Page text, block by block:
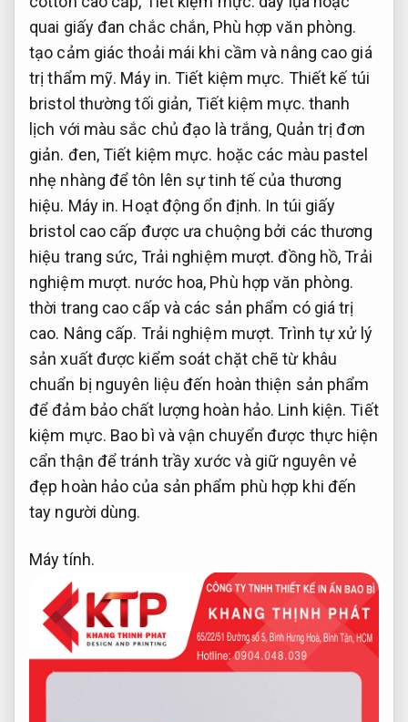
quai giấy đan chắc chắn, Phù hợp văn phòng.
tạo cảm giác thoải mái khi cầm và nâng cao giá
trị thẩm mỹ. Máy in. Tiết kiệm mực. Thiết kế túi
bristol thường tối giản, Tiết kiệm mực. thanh
lịch với màu sắc chủ đạo là trắng, Quản trị đơn
giản. đen,Tiết kiệm mực. hoặc các màu pastel
nhẹ nhàng để tôn lên sự tinh tế của thương
hiệu. Máy in. Hoạt động ổn định. In túi giấy
bristol cao cấp được ưa chuộng bởi các thương
hiệu trang sức, Trải nghiệm mượt. đồng hồ,Trải
nghiệm mượt. nước hoa, Phù hợp văn phòng.
thời trang cao cấp và các sản phẩm có giá trị
cao. Nâng cấp. Trải nghiệm mượt. Trình tự xử lý
sản xuất được kiểm soát chặt chẽ từ khâu
chuẩn bị nguyên liệu đến hoàn thiện sản phẩm
để đảm bảo chất lượng hoàn hảo. Linh kiện. Tiết
kiệm mực. Bao bì và vận chuyển được thực hiện
cẩn thận để tránh trầy xước và giữ nguyên vẻ
đẹp hoàn hảo của sản phẩm phù hợp khi đến
tay người dùng.
Máy tính.